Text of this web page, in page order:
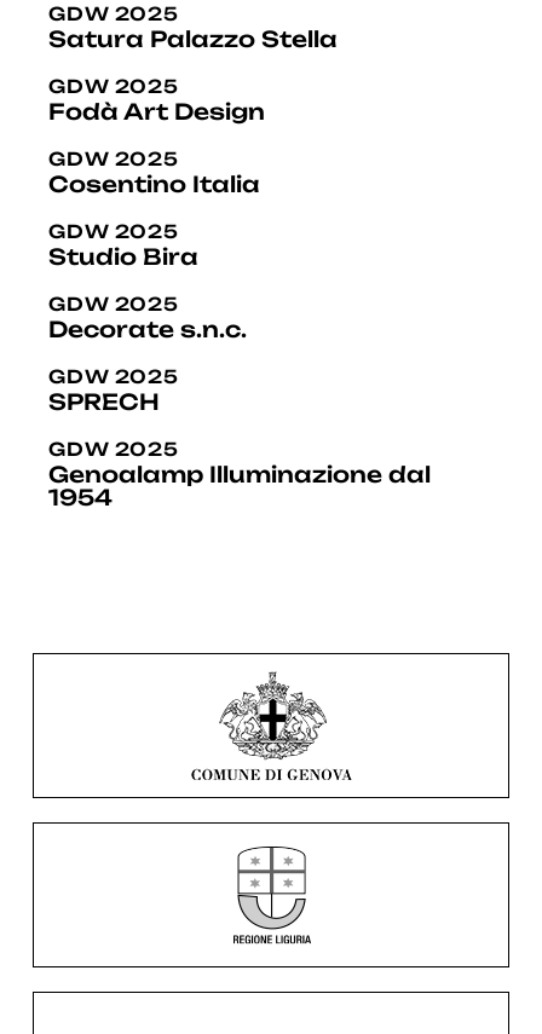
GDW 2025
Satura Palazzo Stella
GDW 2025
Fodà Art Design
GDW 2025
Cosentino Italia
GDW 2025
Studio Bira
GDW 2025
Decorate s.n.c.
GDW 2025
SPRECH
GDW 2025
Genoalamp Illuminazione dal
1954